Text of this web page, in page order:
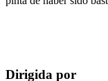
Dirigida por